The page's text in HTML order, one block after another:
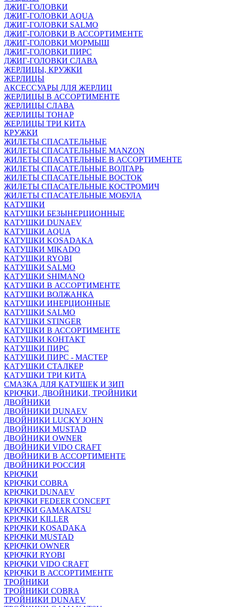
ДЖИГ-ГОЛОВКИ
ДЖИГ-ГОЛОВКИ AQUA
ДЖИГ-ГОЛОВКИ SALMO
ДЖИГ-ГОЛОВКИ В АССОРТИМЕНТЕ
ДЖИГ-ГОЛОВКИ МОРМЫШ
ДЖИГ-ГОЛОВКИ ПИРС
ДЖИГ-ГОЛОВКИ СЛАВА
ЖЕРЛИЦЫ, КРУЖКИ
ЖЕРЛИЦЫ
АКСЕССУАРЫ ДЛЯ ЖЕРЛИЦ
ЖЕРЛИЦЫ В АССОРТИМЕНТЕ
ЖЕРЛИЦЫ СЛАВА
ЖЕРЛИЦЫ ТОНАР
ЖЕРЛИЦЫ ТРИ КИТА
КРУЖКИ
ЖИЛЕТЫ СПАСАТЕЛЬНЫЕ
ЖИЛЕТЫ СПАСАТЕЛЬНЫЕ MANZON
ЖИЛЕТЫ СПАСАТЕЛЬНЫЕ В АССОРТИМЕНТЕ
ЖИЛЕТЫ СПАСАТЕЛЬНЫЕ ВОЛГАРЬ
ЖИЛЕТЫ СПАСАТЕЛЬНЫЕ ВОСТОК
ЖИЛЕТЫ СПАСАТЕЛЬНЫЕ КОСТРОМИЧ
ЖИЛЕТЫ СПАСАТЕЛЬНЫЕ МОБУЛА
КАТУШКИ
КАТУШКИ БЕЗЫНЕРЦИОННЫЕ
КАТУШКИ DUNAEV
КАТУШКИ AQUA
КАТУШКИ KOSADAKA
КАТУШКИ MIKADO
КАТУШКИ RYOBI
КАТУШКИ SALMO
КАТУШКИ SHIMANO
КАТУШКИ В АССОРТИМЕНТЕ
КАТУШКИ ВОЛЖАНКА
КАТУШКИ ИНЕРЦИОННЫЕ
КАТУШКИ SALMO
КАТУШКИ STINGER
КАТУШКИ В АССОРТИМЕНТЕ
КАТУШКИ КОНТАКТ
КАТУШКИ ПИРС
КАТУШКИ ПИРС - МАСТЕР
КАТУШКИ СТАЛКЕР
КАТУШКИ ТРИ КИТА
СМАЗКА ДЛЯ КАТУШЕК И ЗИП
КРЮЧКИ, ДВОЙНИКИ, ТРОЙНИКИ
ДВОЙНИКИ
ДВОЙНИКИ DUNAEV
ДВОЙНИКИ LUCKY JOHN
ДВОЙНИКИ MUSTAD
ДВОЙНИКИ OWNER
ДВОЙНИКИ VIDO CRAFT
ДВОЙНИКИ В АССОРТИМЕНТЕ
ДВОЙНИКИ РОССИЯ
КРЮЧКИ
КРЮЧКИ COBRA
КРЮЧКИ DUNAEV
КРЮЧКИ FEDEER CONCEPT
КРЮЧКИ GAMAKATSU
КРЮЧКИ KILLER
КРЮЧКИ KOSADAKA
КРЮЧКИ MUSTAD
КРЮЧКИ OWNER
КРЮЧКИ RYOBI
КРЮЧКИ VIDO CRAFT
КРЮЧКИ В АССОРТИМЕНТЕ
ТРОЙНИКИ
ТРОЙНИКИ COBRA
ТРОЙНИКИ DUNAEV